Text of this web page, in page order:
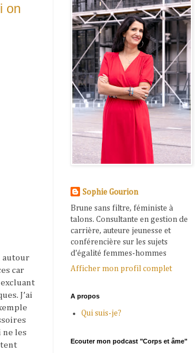
on
autour
car
J’ai
ne les
Sophie Gourion
Brune sans filtre, féministe à
talons. Consultante en gestion de
carrière, auteure jeunesse et
conférencière sur les sujets
d'égalité femmes-hommes
Afficher mon profil complet
A propos
Qui suis-je?
Ecouter mon podcast "Corps et âme"